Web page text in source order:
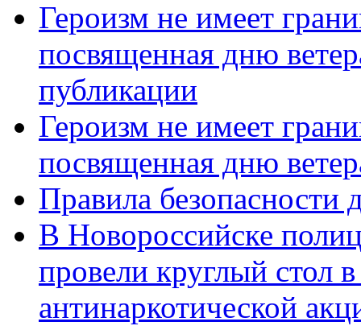
Героизм не имеет
посвященная дню
публикации
Героизм не имеет
посвященная дню
Правила безопасности
В Новороссийске
провели круглый стол
антинаркотической